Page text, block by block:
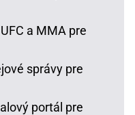
a MMA pre
správy pre
portál pre